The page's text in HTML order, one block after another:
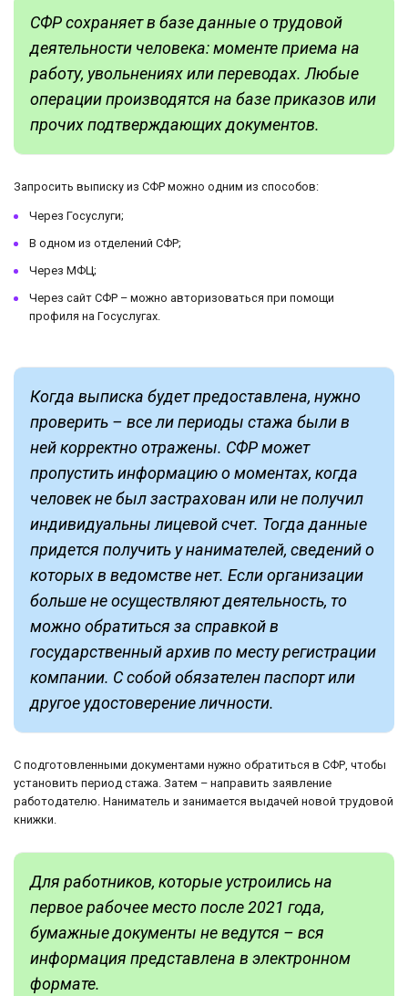
СФР сохраняет в базе данные о трудовой
деятельности человека: моменте приема на
работу, увольнениях или переводах. Любые
операции производятся на базе приказов или
прочих подтверждающих документов.
Запросить выписку из СФР можно одним из способов:
Через Госуслуги;
В одном из отделений СФР;
Через МФЦ;
Через сайт СФР – можно авторизоваться при помощи
профиля на Госуслугах.
Когда выписка будет предоставлена, нужно
проверить – все ли периоды стажа были в
ней корректно отражены. СФР может
пропустить информацию о моментах, когда
человек не был застрахован или не получил
индивидуальны лицевой счет. Тогда данные
придется получить у нанимателей, сведений о
которых в ведомстве нет. Если организации
больше не осуществляют деятельность, то
можно обратиться за справкой в
государственный архив по месту регистрации
компании. С собой обязателен паспорт или
другое удостоверение личности.
С подготовленными документами нужно обратиться в СФР, чтобы
установить период стажа. Затем – направить заявление
работодателю. Наниматель и занимается выдачей новой трудовой
книжки.
Для работников, которые устроились на
первое рабочее место после 2021 года,
бумажные документы не ведутся – вся
информация представлена в электронном
формате.